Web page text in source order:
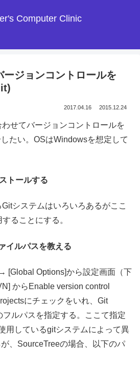
Computer Clinic
ジョンコントロールを
2017.04.16 2015.12.24
せてバージョンコントロールを
たい。OSはWindowsを想定して
トールする
システムはいろいろあるがここ
することにする。
イルパスを教える
[Global Options]から設定画面（下
からEnable version control
にチェックをいれ、Git
ルパスを指定する。ここて指定
用しているgitシステムによって異
、SourceTreeの場合、以下のパ